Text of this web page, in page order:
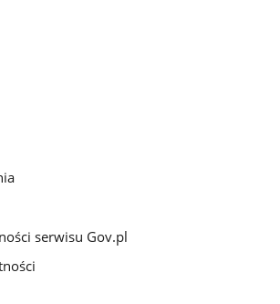
serwisu Gov.pl